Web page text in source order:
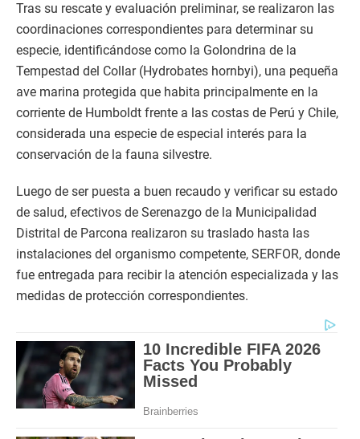
Tras su rescate y evaluación preliminar, se realizaron las
coordinaciones correspondientes para determinar su
especie, identificándose como la Golondrina de la
Tempestad del Collar (Hydrobates hornbyi), una pequeña
ave marina protegida que habita principalmente en la
corriente de Humboldt frente a las costas de Perú y Chile,
considerada una especie de especial interés para la
conservación de la fauna silvestre.
Luego de ser puesta a buen recaudo y verificar su estado
de salud, efectivos de Serenazgo de la Municipalidad
Distrital de Parcona realizaron su traslado hasta las
instalaciones del organismo competente, SERFOR, donde
fue entregada para recibir la atención especializada y las
medidas de protección correspondientes.